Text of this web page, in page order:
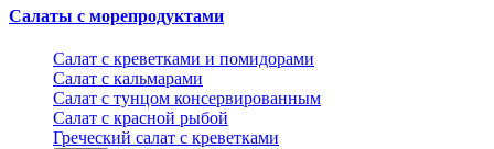
Салаты с морепродуктами
Салат с креветками и помидорами
Салат с кальмарами
Салат с тунцом консервированным
Салат с красной рыбой
Греческий салат с креветками